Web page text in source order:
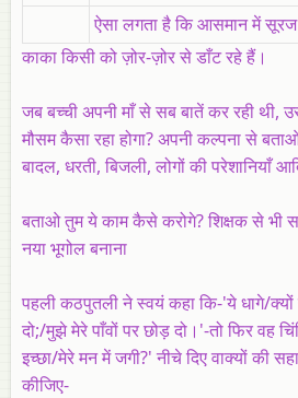
ऐसा लगता है कि आसमान में सूरज
काका किसी को ज़ोर-ज़ोर से डाँट रहे हैं।
जब बच्ची अपनी माँ से सब बातें कर रही
मौसम कैसा रहा होगा? अपनी कल्पना से
बादल, धरती, बिजली, लोगों की परेशानियाँ
बताओ तुम ये काम कैसे करोगे? शिक्षक से भी
नया भूगोल बनाना
पहली कठपुतली ने स्वयं कहा कि-'ये धागे/
दो;/मुझे मेरे पाँवों पर छोड़ दो।'-तो फिर वह
इच्छा/मेरे मन में जगी?' नीचे दिए वाक्यों की
कीजिए-